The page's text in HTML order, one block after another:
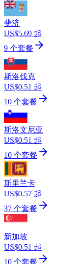
斐济
US$5.69 起
9 个套餐
斯洛伐克
US$0.51 起
10 个套餐
斯洛文尼亚
US$0.51 起
10 个套餐
斯里兰卡
US$0.57 起
37 个套餐
新加坡
US$0.51 起
10 个套餐